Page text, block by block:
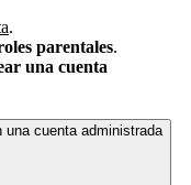
.
parentales.
una cuenta
cuenta administrada